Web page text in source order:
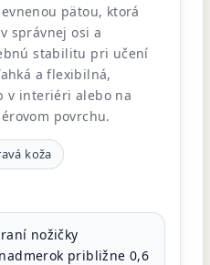
pätou, ktorá
správnej osi a
stabilitu pri učení
a flexibilná,
v interiéri alebo na
povrchu.
koža
nožičky
približne 0,6